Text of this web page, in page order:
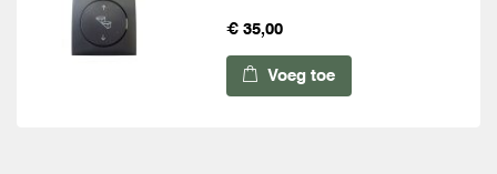
€ 35,00
Voeg toe